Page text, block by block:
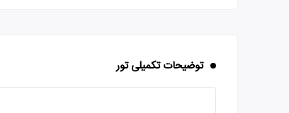
توضیحات تکمیلی تور